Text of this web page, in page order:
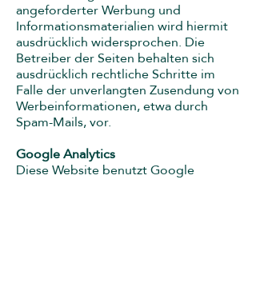
angeforderter Werbung und
Informationsmaterialien wird hiermit
ausdrücklich widersprochen. Die
Betreiber der Seiten behalten sich
ausdrücklich rechtliche Schritte im
Falle der unverlangten Zusendung von
Werbeinformationen, etwa durch
Spam-Mails, vor.
Google Analytics
Diese Website benutzt Google
Analytics, einen Webanalysedienst der